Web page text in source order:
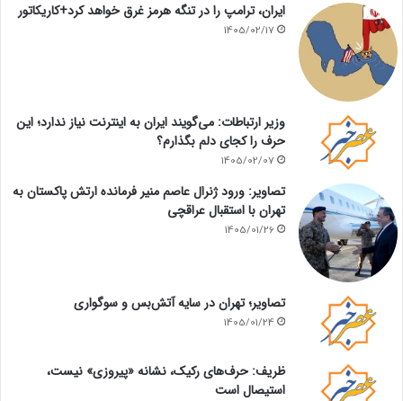
ایران، ترامپ را در تنگه هرمز غرق خواهد کرد+کاریکاتور
1405/02/17
وزیر ارتباطات: می‌گویند ایران به اینترنت نیاز ندارد؛ این
حرف را کجای دلم بگذارم؟
1405/02/07
تصاویر: ورود ژنرال عاصم منیر فرمانده ارتش پاکستان به
تهران با استقبال عراقچی
1405/01/26
تصاویر؛ تهران در سایه آتش‌بس و سوگواری
1405/01/24
ظریف: حرف‌های رکیک، نشانه «پیروزی» نیست،
استیصال است